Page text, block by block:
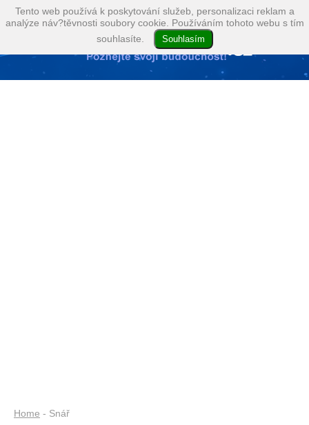
Home - Snář
Tento web používá k poskytování služeb, personalizaci reklam a
analýze náv?těvnosti soubory cookie. Používáním tohoto webu s tím
souhlasíte.